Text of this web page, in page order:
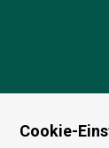
Cookie-